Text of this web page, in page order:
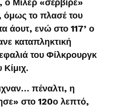
ο Μίλερ «σέρβιρε»
όμως το πλασέ του
άουτ, ενώ στο 117’ ο
καταπληκτική
του Φίλκρουργκ
πέναλτι, η
στο 120ο λεπτό,